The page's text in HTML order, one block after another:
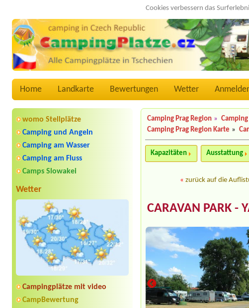
Cookies verbessern das
Home Landkarte Bewertungen Wetter
womo Stellplätze
Camping und Angeln
Camping am Wasser
Camping am Fluss
Camps Slowakei
Wetter
Campingplätze mit video
CampBewertung
Camping Prag Region »
Camping Prag Region Karte »
Kapazitäten Ausstattung
«zurück auf die
CARAVAN PARK -